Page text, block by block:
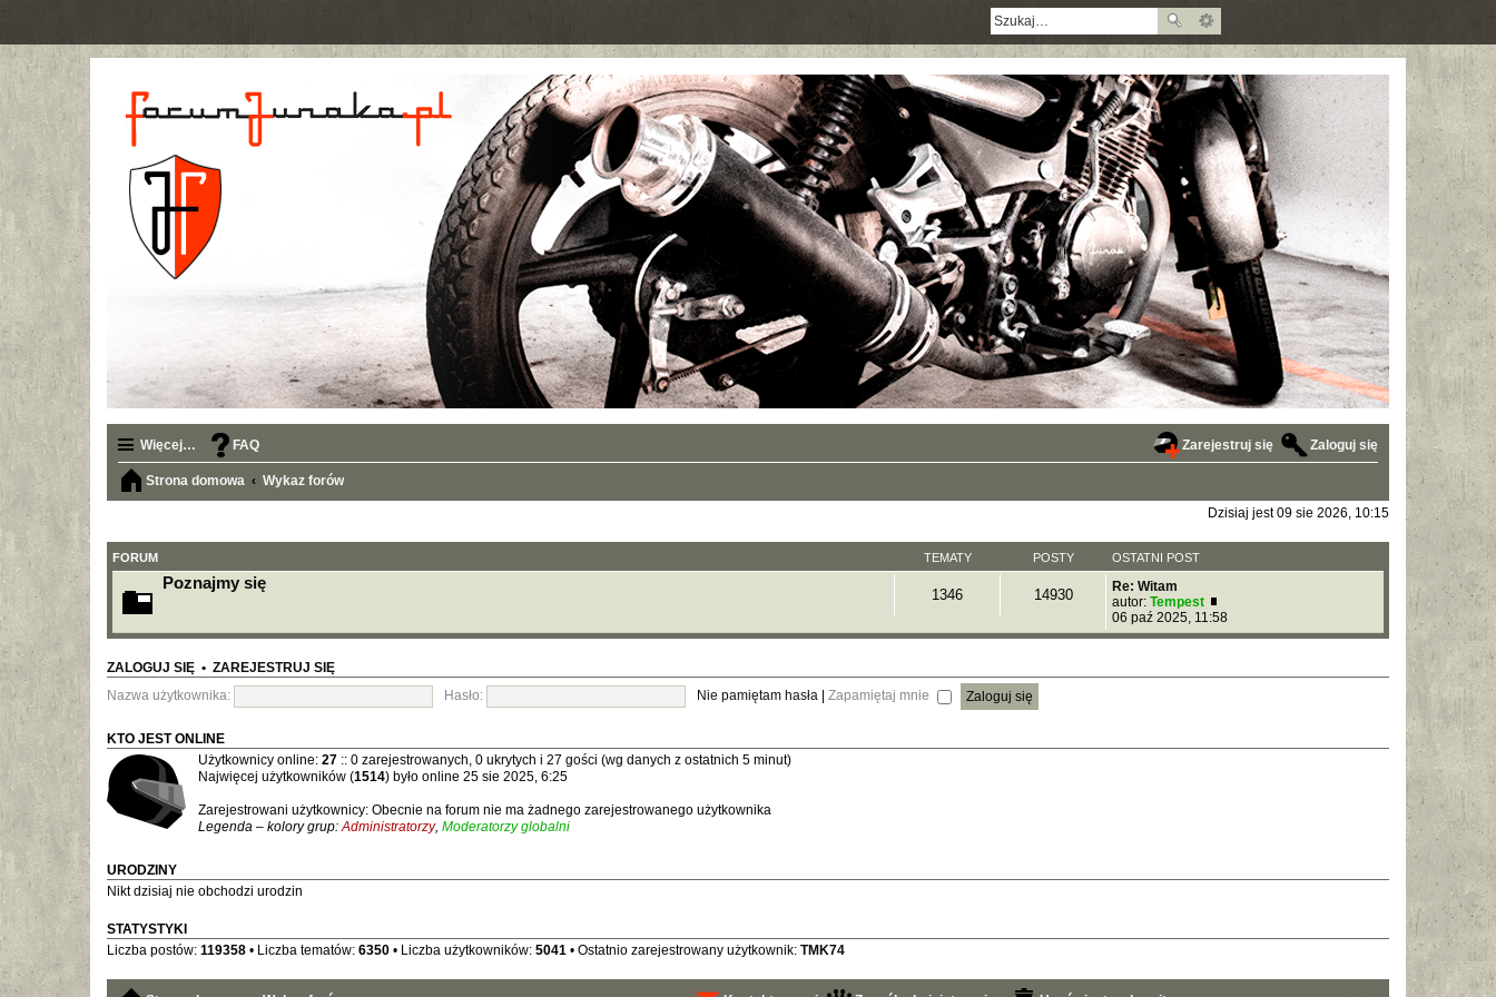
Więcej… FAQ Zaloguj się
Zarejestruj się
Strona domowa Wykaz forów
Dzisiaj jest 09 sie 2026, 10:15
FORUM TEMATY POSTY OSTATNI POST
Poznajmy się
1346 14930
Re: Witam
autor: Tempest
W
y
i
p
06 paź 2025, 11:58
ZALOGUJ SIĘ • ZAREJESTRUJ SIĘ
Nazwa użytkownika: Hasło: Nie pamiętam hasła Zapamiętaj mnie
KTO JEST ONLINE
Użytkownicy online: 27 :: 0 zarejestrowanych, 0 ukrytych i 27 gości (wg danych z ostatnich 5 minut)
Najwięcej użytkowników (1514) było online 25 sie 2025, 6:25
Zarejestrowani użytkownicy: Obecnie na forum nie ma żadnego zarejestrowanego użytkownika
Legenda – kolory grup:Administratorzy, Moderatorzy globalni
URODZINY
Nikt dzisiaj nie obchodzi urodzin
STATYSTYKI
Liczba postów: 119358 • Liczba tematów: 6350 • Liczba użytkowników: 5041 • Ostatnio zarejestrowany użytkownik: TMK74